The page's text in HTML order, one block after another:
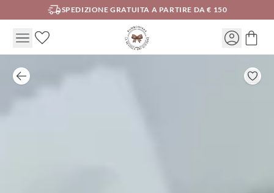
SPEDIZIONE GRATUITA A PARTIRE DA € 150